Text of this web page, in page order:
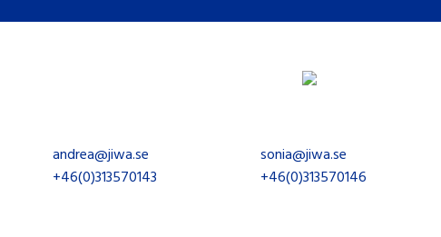
andrea@jiwa.se
+46(0)313570143
sonia@jiwa.se
+46(0)313570146